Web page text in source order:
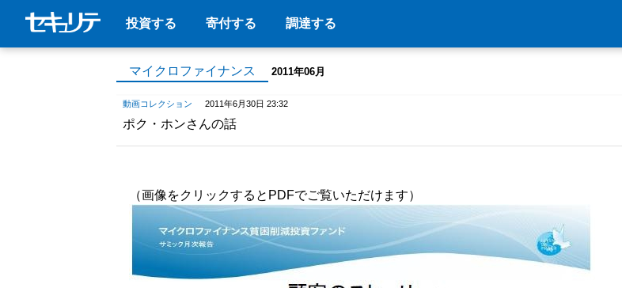
投資する 寄付する 調達する
マイクロファイナンス 2011年06月
動画コレクション 2011年6月30日 23:32
ポク・ホンさんの話
（画像をクリックするとPDFでご覧いただけます）